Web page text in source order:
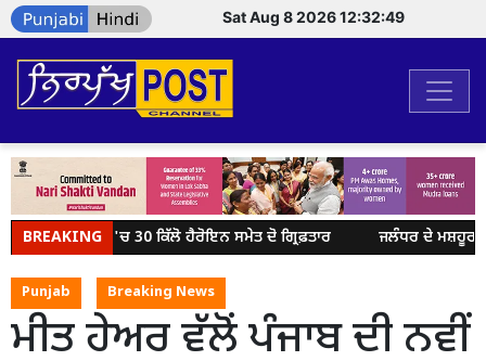
Sat Aug 8 2026 12:32:49
BREAKING
ਫਿਰੋਜ਼ਪੁਰ 'ਚ 30 ਕਿੱਲੋ ਹੈਰੋਇਨ ਸਮੇਤ ਦੋ ਗ੍ਰਿਫ਼ਤਾਰ ਜਲੰਧਰ ਦੇ ਮਸ਼ਹੂਰ
Punjab Breaking News
ਮੀਤ ਹੇਅਰ ਵੱਲੋਂ ਪੰਜਾਬ ਦੀ ਨਵੀਂ